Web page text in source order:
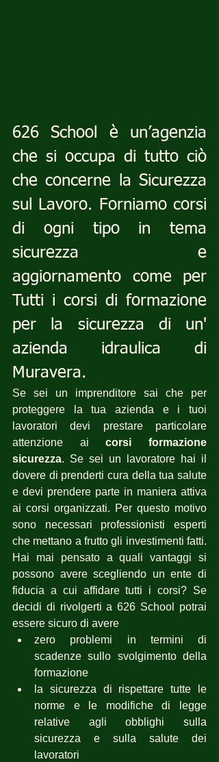
626 School è un’agenzia
che si occupa di tutto ciò
che concerne la Sicurezza
sul Lavoro. Forniamo corsi
di ogni tipo in tema
sicurezza e
aggiornamento come per
Tutti i corsi di formazione
per la sicurezza di un'
azienda idraulica di
Muravera.
Se sei un imprenditore sai che per
proteggere la tua azienda e i tuoi
lavoratori devi prestare particolare
attenzione ai corsi formazione
sicurezza. Se sei un lavoratore hai il
dovere di prenderti cura della tua salute
e devi prendere parte in maniera attiva
ai corsi organizzati. Per questo motivo
sono necessari professionisti esperti
che mettano a frutto gli investimenti fatti.
Hai mai pensato a quali vantaggi si
possono avere scegliendo un ente di
fiducia a cui affidare tutti i corsi? Se
decidi di rivolgerti a 626 School potrai
essere sicuro di avere
zero problemi in termini di
scadenze sullo svolgimento della
formazione
la sicurezza di rispettare tutte le
norme e le modifiche di legge
relative agli obblighi sulla
sicurezza e sulla salute dei
lavoratori